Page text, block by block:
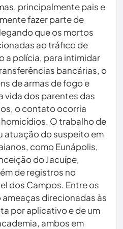
principalmente pais e
fazer parte de
que os mortos
ao tráfico de
a polícia, para intimidar
bancárias, o
de armas de fogo e
vida dos parentes das
o contato ocorria
O trabalho de
atuação do suspeito em
como Eunápolis,
do Jacuípe,
de registros no
dos Campos. Entre os
direcionadas às
por aplicativo e de um
ambos em